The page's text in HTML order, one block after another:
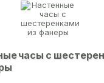
часы с